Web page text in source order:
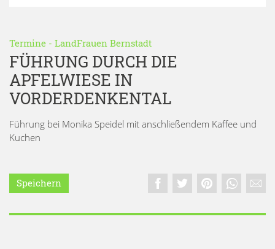
Termine - LandFrauen Bernstadt
FÜHRUNG DURCH DIE
APFELWIESE IN
VORDERDENKENTAL
Führung bei Monika Speidel mit anschließendem Kaffee und
Kuchen
Speichern